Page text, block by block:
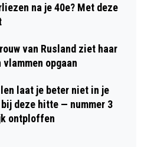
na je 40e? Met deze
van Rusland ziet haar
opgaan
laat je beter niet in je
deze hitte — nummer 3
ontploffen